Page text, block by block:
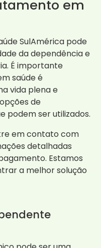
em
SulAmérica pode
da dependência e
É importante
saúde é
vida plena e
de
podem ser utilizados.
em contato com
detalhadas
Estamos
a melhor solução